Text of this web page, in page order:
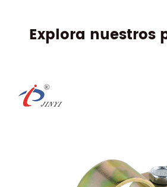
Explora nuestros